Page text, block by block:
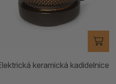
keramická kadidelnice